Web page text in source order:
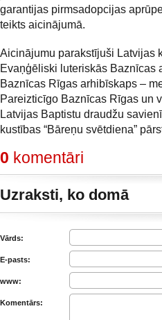
garantijas pirmsadopcijas
teikts aicinājumā.
Aicinājumu parakstījuši Latvijas
Evaņģēliski luteriskās Baznīcas
Baznīcas Rīgas arhibīskaps –
Pareizticīgo Baznīcas Rīgas un
Latvijas Baptistu draudžu
kustības “Bāreņu svētdiena”
0 komentāri
Uzraksti, ko domā
Vārds:
E-pasts:
www:
Komentārs: